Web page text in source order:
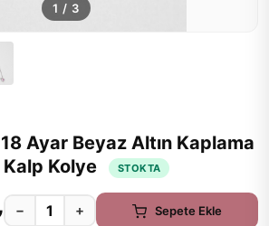
1 / 3
Ayar Beyaz Altın Kaplama
Kolye
STOKTA
− + Sepete Ekle